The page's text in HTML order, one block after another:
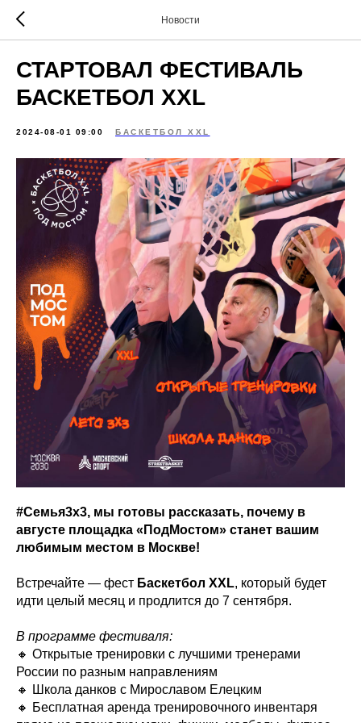
Новости
СТАРТОВАЛ ФЕСТИВАЛЬ
БАСКЕТБОЛ XXL
2024-08-01 09:00 БАСКЕТБОЛ XXL
#Семья3х3, мы готовы рассказать, почему в
августе площадка «ПодМостом» станет вашим
любимым местом в Москве!
Встречайте — фест Баскетбол XXL, который будет
идти целый месяц и продлится до 7 сентября.
В программе фестиваля:
🔸 Открытые тренировки с лучшими тренерами
России по разным направлениям
🔸 Школа данков с Мирославом Елецким
🔸 Бесплатная аренда тренировочного инвентаря